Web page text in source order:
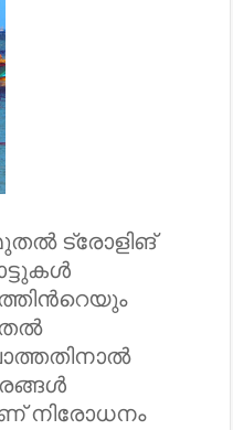
ട്രോളിങ്
നിരോധനം